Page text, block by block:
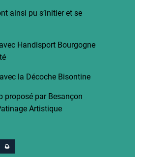
ainsi pu s’initier et se
Handisport Bourgogne
la Décoche Bisontine
proposé par Besançon
Artistique